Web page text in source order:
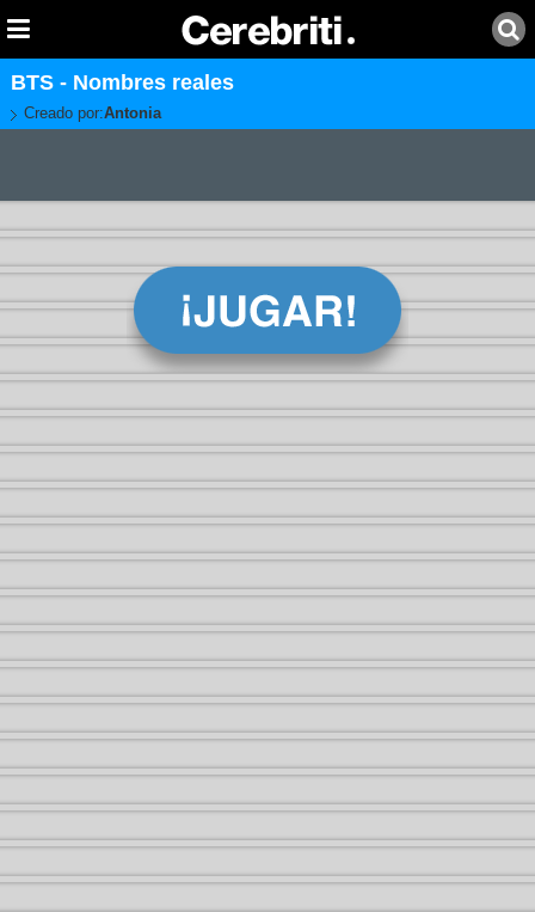
BTS - Nombres reales
Creado por:Antonia